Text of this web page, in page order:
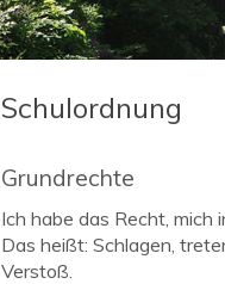
Schulordnung
Grundrechte
Ich habe das Recht,
Das heißt: Schlagen,
Verstoß.